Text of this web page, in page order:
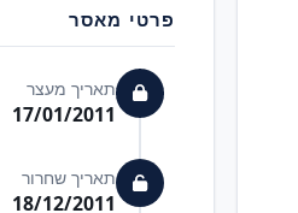
פרטי מאסר
תאריך מעצר
17/01/2011
תאריך שחרור
18/12/2011